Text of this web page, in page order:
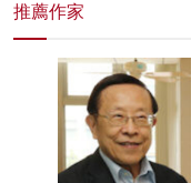
推薦作家